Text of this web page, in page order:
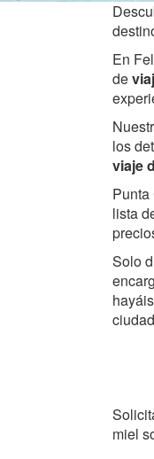
En
de
los
viaje
lista
Solo
miel